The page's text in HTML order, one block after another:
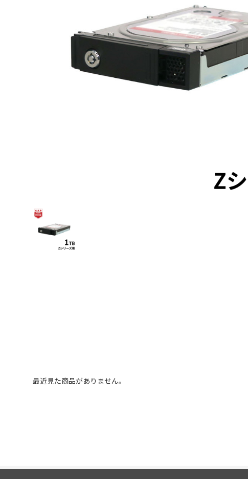
最近見た商品がありません。